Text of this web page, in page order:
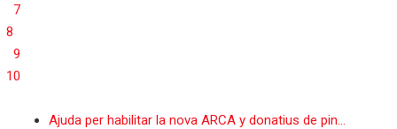
7
8
9
10
Ajuda per habilitar la nova ARCA y donatius de pin...